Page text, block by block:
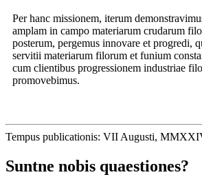
Per hanc missionem, iterum
amplam in campo materiarum crudarum
posterum, pergemus innovare et progredi,
servitii materiarum filorum et funium
cum clientibus progressionem industriae
promovebimus.
Tempus publicationis: VII Augusti,
Suntne nobis quaestiones?